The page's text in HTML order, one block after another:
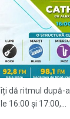
dă ritmul după-
16:00 și 17:00,...